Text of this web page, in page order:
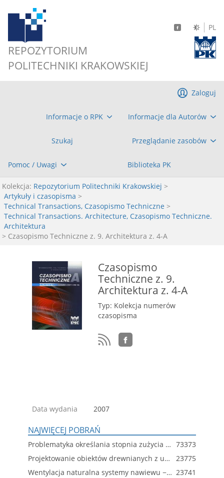
REPOZYTORIUM
POLITECHNIKI KRAKOWSKIEJ
PL
Informacje o RPK Informacje dla Autorów
Szukaj Przeglądanie zasobów
Pomoc / Uwagi Biblioteka PK
Zaloguj
Kolekcja: Repozytorium Politechniki Krakowskiej >
Artykuły i czasopisma >
Technical Transactions, Czasopismo Techniczne >
Technical Transactions. Architecture, Czasopismo Techniczne.
Architektura
> Czasopismo Techniczne z. 9. Architektura z. 4-A
Czasopismo
Techniczne z. 9.
Architektura z. 4-A
Typ: Kolekcja numerów
czasopisma
Data wydania 2007
NAJWIĘCEJ POBRAŃ
Problematyka określania stopnia zużycia technicznego budynków wielkopłytowych 73373
Projektowanie obiektów drewnianych z uwzględnieniem wymagań w zakresie odporności ogniowej
23775
Wentylacja naturalna systemy nawiewu − wybrane przykłady 23741